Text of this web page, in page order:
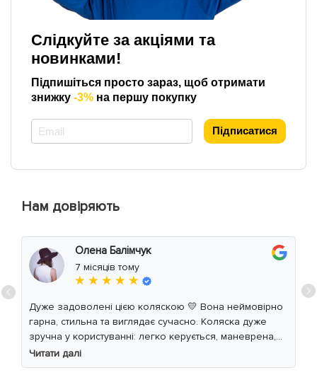
Слідкуйте за акціями та
новинками!
Підпишіться просто зараз, щоб отримати
знижку -3% на першу покупку
Підписатися
Нам довіряють
Олена Балімчук
7 місяців тому
★ ★ ★ ★ ★
Дуже задоволені цією коляскою 💛 Вона неймовірно
гарна, стильна та виглядає сучасно. Коляска дуже
зручна у користуванні: легко керується, маневрена,
м’який хід навіть по нерівній дорозі. Дитині
комфортно, просторе сидіння та великий капюшон
Читати далі